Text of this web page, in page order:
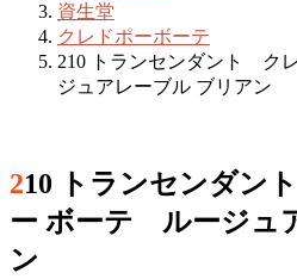
資生堂
クレドポーボーテ
210 トランセンダント ク
ジュアレーブル ブリアン
210 トランセンダント クレ・ド・ポ
ー ボーテ ルージュ
ン